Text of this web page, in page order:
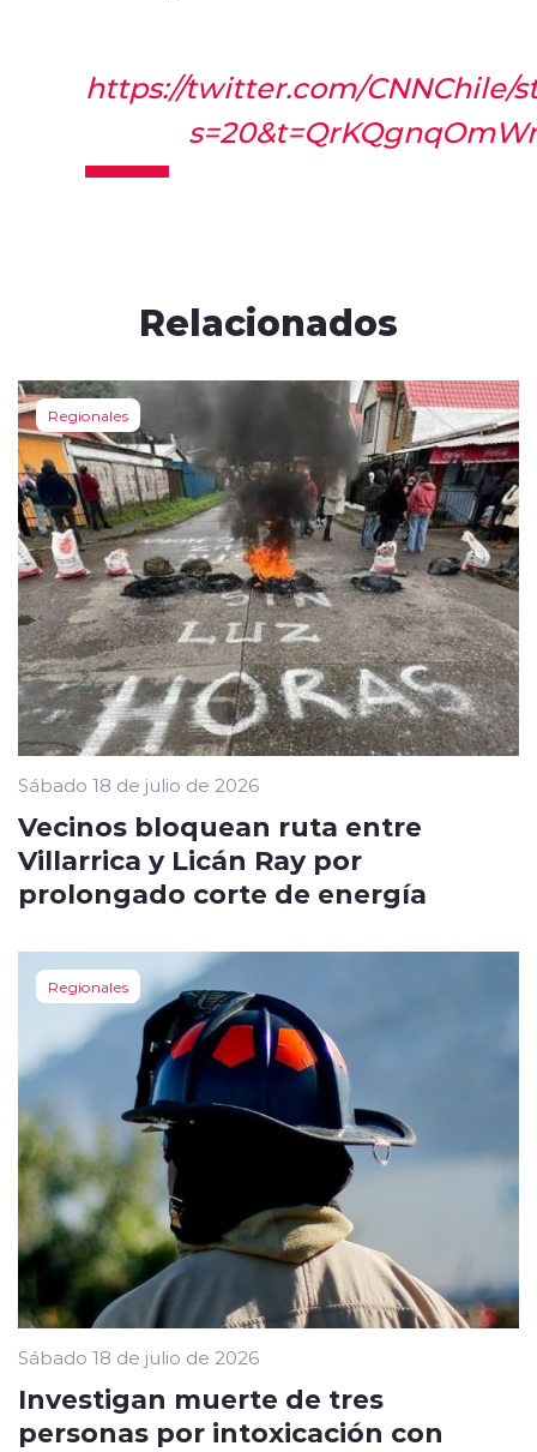
https://twitter.com/CNNChile/
Relacionados
Regionales
Sábado 18 de julio de 2026
Vecinos bloquean ruta entre
Villarrica y Licán Ray por
prolongado corte de energía
Regionales
Sábado 18 de julio de 2026
Investigan muerte de tres
personas por intoxicación con